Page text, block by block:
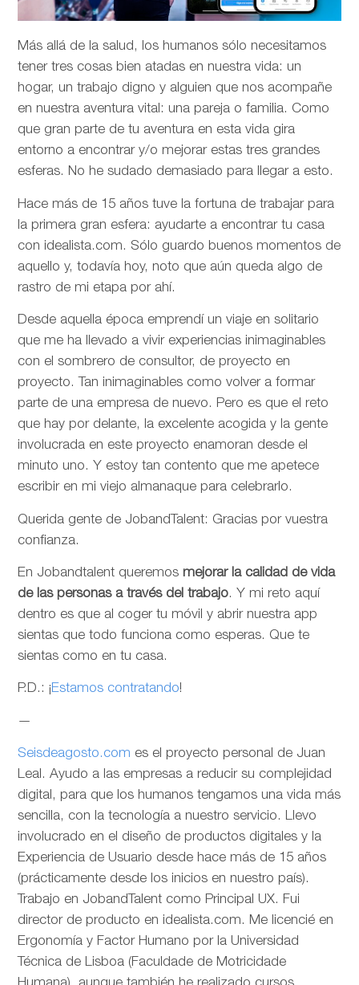
Más allá de la salud, los humanos sólo necesitamos
tener tres cosas bien atadas en nuestra vida: un
hogar, un trabajo digno y alguien que nos acompañe
en nuestra aventura vital: una pareja o familia. Como
que gran parte de tu aventura en esta vida gira
entorno a encontrar y/o mejorar estas tres grandes
esferas. No he sudado demasiado para llegar a esto.
Hace más de 15 años tuve la fortuna de trabajar para
la primera gran esfera: ayudarte a encontrar tu casa
con idealista.com. Sólo guardo buenos momentos de
aquello y, todavía hoy, noto que aún queda algo de
rastro de mi etapa por ahí.
Desde aquella época emprendí un viaje en solitario
que me ha llevado a vivir experiencias inimaginables
con el sombrero de consultor, de proyecto en
proyecto. Tan inimaginables como volver a formar
parte de una empresa de nuevo. Pero es que el reto
que hay por delante, la excelente acogida y la gente
involucrada en este proyecto enamoran desde el
minuto uno. Y estoy tan contento que me apetece
escribir en mi viejo almanaque para celebrarlo.
Querida gente de JobandTalent: Gracias por vuestra
confianza.
En Jobandtalent queremos mejorar la calidad de vida
de las personas a través del trabajo. Y mi reto aquí
dentro es que al coger tu móvil y abrir nuestra app
sientas que todo funciona como esperas. Que te
sientas como en tu casa.
P.D.: ¡Estamos contratando!
—
Seisdeagosto.com es el proyecto personal de Juan
Leal. Ayudo a las empresas a reducir su complejidad
digital, para que los humanos tengamos una vida más
sencilla, con la tecnología a nuestro servicio. Llevo
involucrado en el diseño de productos digitales y la
Experiencia de Usuario desde hace más de 15 años
(prácticamente desde los inicios en nuestro país).
Trabajo en JobandTalent como Principal UX. Fui
director de producto en idealista.com. Me licencié en
Ergonomía y Factor Humano por la Universidad
Técnica de Lisboa (Faculdade de Motricidade